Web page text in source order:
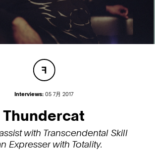
Interviews: 05 7月 2017
Thundercat
with Transcendental Skill
Expresser with Totality.